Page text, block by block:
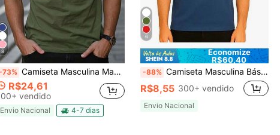
8
73% Camiseta Masculina Manga Curta Casual Versátil Algodão 100% Presente dia Dos Pais
R$24,61
vendido
Envio Nacional 4-7 dias
6
Economize
R$60,40
-88% Camiseta Masculina Básica de Algodão Manga Curta - Conforto e Estilo Casual
R$8,55 300+ vendido
Envio Nacional